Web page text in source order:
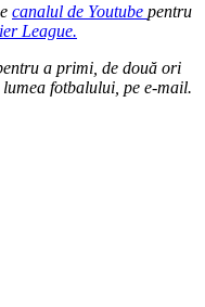
canalul de Youtube pentru
League.
a primi, de două ori
fotbalului, pe e-mail.